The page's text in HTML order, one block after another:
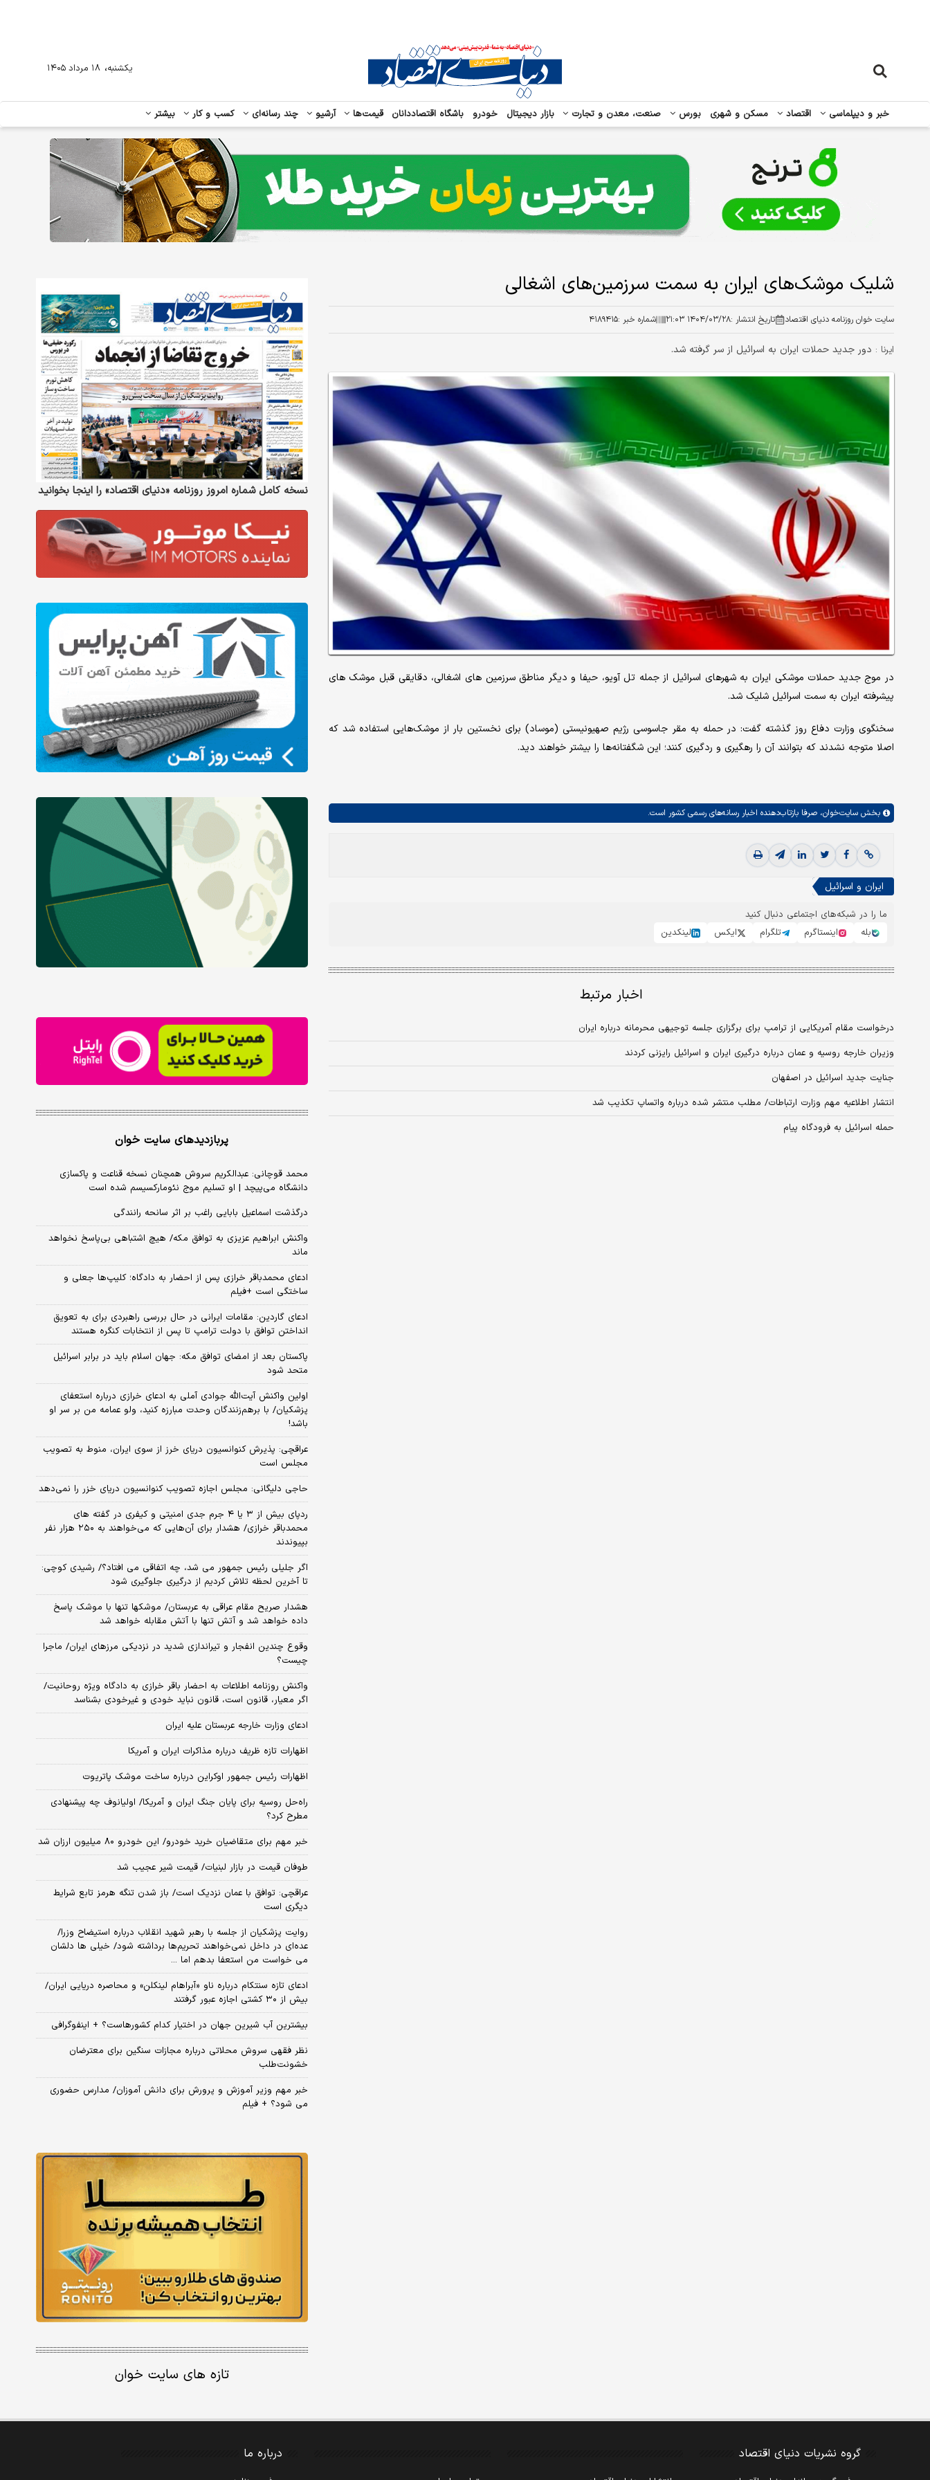
خبر و دیپلماسی اقتصاد مسکن و شهری بورس صنعت، معدن و تجارت بازار دیجیتال خودرو باشگاه اقتصاددانان قیمت‌ها آرشیو چند رسانه‌ای کسب و کار بیشتر
یکشنبه، ۱۸ مرداد ۱۴۰۵
شلیک موشک‌های ایران به سمت سرزمین‌های اشغالی
سایت خوان روزنامه دنیای اقتصاد تاریخ انتشار :۱۴۰۴/۰۳/۲۸ ۲۱:۰۳ شماره خبر :۴۱۸۹۴۱۵
ایرنا : دور جدید حملات ایران به اسرائیل از سر گرفته شد.
در موج جدید حملات موشکی ایران به شهرهای اسرائیل از جمله تل آویو، حیفا و دیگر مناطق سرزمین های اشغالی، دقایقی قبل موشک های
پیشرفته ایران به سمت اسرائیل شلیک شد.
سخنگوی وزارت دفاع روز گذشته گفت: در حمله به مقر جاسوسی رژیم صهیونیستی (موساد) برای نخستین بار از موشک‌هایی استفاده شد که
اصلا متوجه نشدند که بتوانند آن را رهگیری و ردگیری کنند؛ این شگفتانه‌ها را بیشتر خواهند دید.
بخش سایت‌خوان، صرفا بازتاب‌دهنده اخبار رسانه‌های رسمی کشور است.
ایران و اسرائیل
ما را در شبکه‌های اجتماعی دنبال کنید
بله
اینستاگرم تلگرام ایکس لینکدین
اخبار مرتبط
درخواست مقام آمریکایی از ترامپ برای برگزاری جلسه توجیهی محرمانه درباره ایران
وزیران خارجه روسیه و عمان درباره درگیری ایران و اسرائیل رایزنی کردند
جنایت جدید اسرائیل در اصفهان
انتشار اطلاعیه مهم وزارت ارتباطات/ مطلب منتشر شده درباره واتساپ تکذیب شد
حمله اسرائیل به فرودگاه پیام
نسخه کامل شماره امروز روزنامه «دنیای‌ اقتصاد» را اینجا بخوانید
پربازدیدهای سایت خوان
محمد قوچانی: عبدالکریم سروش همچنان نسخه قناعت و پاکسازی
دانشگاه می‌پیچد | او تسلیم موج نئومارکسیسم شده است
درگذشت اسماعیل بابایی راغب بر اثر سانحه رانندگی
واکنش ابراهیم عزیزی به توافق مکه/ هیچ اشتباهی بی‌پاسخ نخواهد
ماند
ادعای محمدباقر خرازی پس از احضار به دادگاه؛ کلیپ‌ها جعلی و
ساختگی است +فیلم
ادعای گاردین: مقامات ایرانی در حال بررسی راهبردی برای به تعویق
انداختن توافق با دولت ترامپ تا پس از انتخابات کنگره هستند
پاکستان بعد از امضای توافق مکه: جهان اسلام باید در برابر اسرائیل
متحد شود
اولین واکنش آیت‌الله جوادی آملی به ادعای خرازی درباره استعفای
پزشکیان/ با برهم‌زنندگان وحدت مبارزه کنید، ولو عمامه من بر سر او
باشد!
عراقچی: پذیرش کنوانسیون دریای خرز از سوی ایران، منوط به تصویب
مجلس است
حاجی دلیگانی: مجلس اجازه تصویب کنوانسیون دریای خزر را نمی‌دهد
ردپای بیش از ۳ یا ۴ جرم جدی امنیتی و کیفری در گفته های
محمدباقر خرازی/ هشدار برای آن‌هایی که می‌خواهند به ۲۵۰ هزار نفر
بپیوندند
اگر جلیلی رئیس جمهور می شد، چه اتفاقی می افتاد؟/ رشیدی کوچی:
تا آخرین لحظه تلاش کردیم از درگیری جلوگیری شود
هشدار صریح مقام عراقی به عربستان/ موشکها تنها با موشک پاسخ
داده خواهد شد و آتش تنها با آتش مقابله خواهد شد
وقوع چندین انفجار و تیراندازی شدید در نزدیکی مرز‌های ایران/ ماجرا
چیست؟
واکنش روزنامه اطلاعات به احضار باقر خرازی به دادگاه ویژه روحانیت/
اگر معیار، قانون است، قانون نباید خودی و غیرخودی بشناسد
ادعای وزارت خارجه عربستان علیه ایران
اظهارات تازه ظریف درباره مذاکرات ایران و آمریکا
اظهارات رئیس جمهور اوکراین درباره ساخت موشک پاتریوت
راه‌حل روسیه برای پایان جنگ ایران و آمریکا/ اولیانوف چه پیشنهادی
مطرح کرد؟
خبر مهم برای متقاضیان خرید خودرو/ این خودرو ۸۰ میلیون ارزان شد
طوفان قیمت در بازار لبنیات/ قیمت شیر عجیب شد
عراقچی: توافق با عمان نزدیک است/ باز شدن تنگه هرمز تابع شرایط
دیگری است
روایت پزشکیان از جلسه با رهبر شهید انقلاب درباره استیضاح وزرا/
عده‌ای در داخل نمی‌خواهند تحریم‌ها برداشته شود/ خیلی ها دلشان
می خواست من استعفا بدهم اما ...
ادعای تازه سنتکام درباره ناو «آبراهام لینکلن» و محاصره دریایی ایران/
بیش از ۳۰ کشتی اجازه عبور گرفتند
بیشترین آب شیرین جهان در اختیار کدام کشورهاست؟ + اینفوگرافی
نظر فقهی سروش محلاتی درباره مجازات سنگین برای معترضان
خشونت‌طلب
خبر مهم وزیر آموزش و پرورش برای دانش آموزان/ مدارس حضوری
می شود؟ + فیلم
تازه های سایت خوان
گروه نشریات دنیای اقتصاد درباره ما